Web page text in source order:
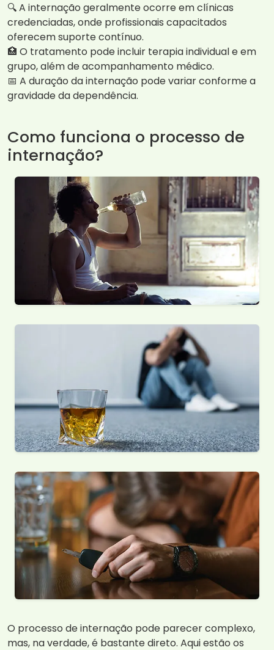
🔍 A internação geralmente ocorre em clínicas
credenciadas, onde profissionais capacitados
oferecem suporte contínuo.
🏥 O tratamento pode incluir terapia individual e em
grupo, além de acompanhamento médico.
📅 A duração da internação pode variar conforme a
gravidade da dependência.
Como funciona o processo de
internação?
O processo de internação pode parecer complexo,
mas, na verdade, é bastante direto. Aqui estão os